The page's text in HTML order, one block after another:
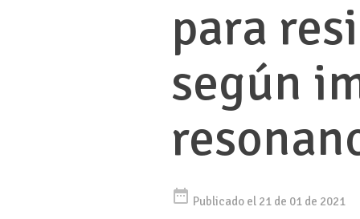
para
según
date_range Publicado el 21 de 01 de 2021